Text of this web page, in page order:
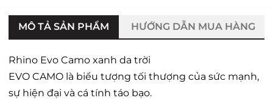
MÔ TẢ SẢN PHẨM HƯỚNG DẪN MUA HÀNG
Rhino Evo Camo xanh da trời
EVO CAMO là biểu tượng tối thượng của sức mạnh,
sự hiện đại và cá tính táo bạo.